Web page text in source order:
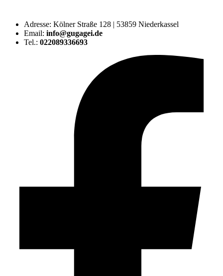
Adresse: Kölner Straße 128 | 53859 Niederkassel
Email: info@gugagei.de
Tel.: 022089336693